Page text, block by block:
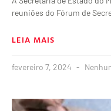
reuniões do Fórum de
LEIA MAIS
fevereiro 7, 2024